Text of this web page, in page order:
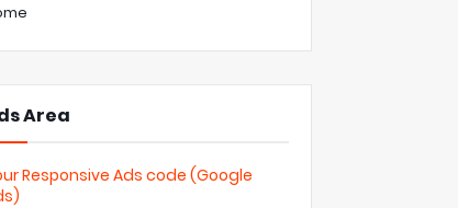
Area
Responsive Ads code (Google